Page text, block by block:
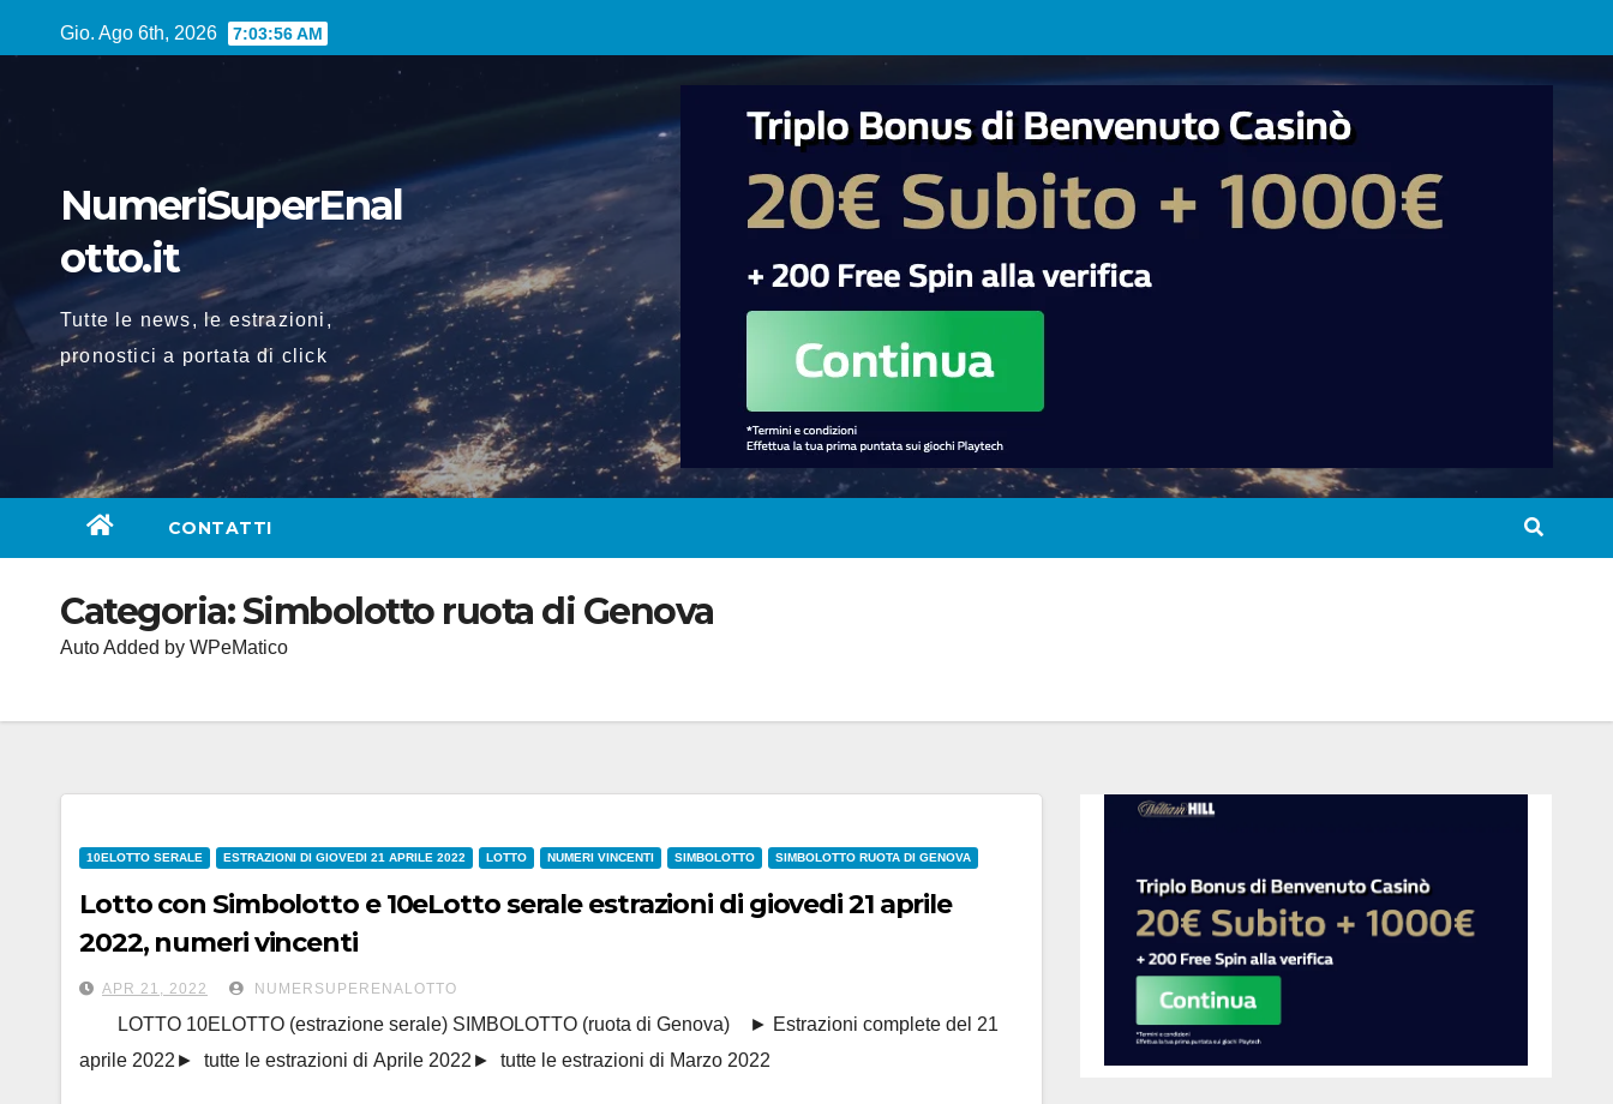
al
Gio. Ago 6th, 2026 7:03:57 AM
NumeriSuperEnal
otto.it
Tutte le news, le estrazioni,
pronostici a portata di click
CONTATTI
Categoria:Simbolotto ruota di Genova
Auto Added by WPeMatico
10ELOTTO SERALE ESTRAZIONI DI GIOVEDI 21 APRILE 2022 LOTTO NUMERI VINCENTI SIMBOLOTTO SIMBOLOTTO RUOTA DI GENOVA
Lotto con Simbolotto e 10eLotto serale estrazioni di giovedi 21 aprile
2022, numeri vincenti
APR 21, 2022 NUMERSUPERENALOTTO
LOTTO 10ELOTTO (estrazione serale) SIMBOLOTTO (ruota di Genova) ► Estrazioni complete del 21
aprile 2022► tutte le estrazioni di Aprile 2022► tutte le estrazioni di Marzo 2022